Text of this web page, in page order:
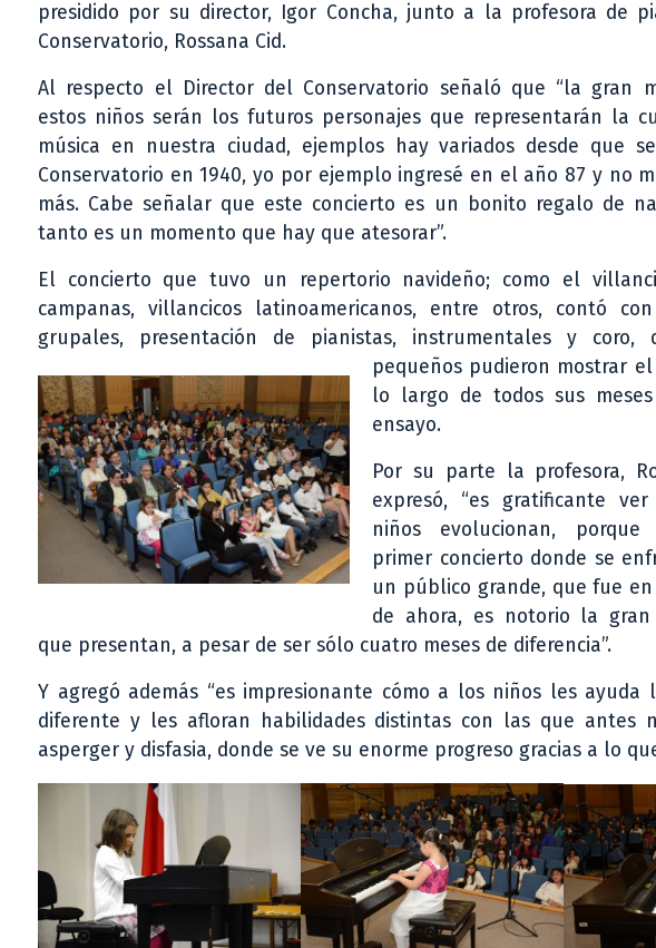
presidido por su director, Igor Concha, junto a la profesora de
Conservatorio, Rossana Cid.
Al respecto el Director del Conservatorio señaló que “la gran
estos niños serán los futuros personajes que representarán la
música en nuestra ciudad, ejemplos hay variados desde que
Conservatorio en 1940, yo por ejemplo ingresé en el año 87 y no
más. Cabe señalar que este concierto es un bonito regalo de
tanto es un momento que hay que atesorar”.
El concierto que tuvo un repertorio navideño; como el
campanas, villancicos latinoamericanos, entre otros, contó
grupales, presentación de pianistas, instrumentales y coro,
pequeños pudieron mostrar
lo largo de todos sus
ensayo.
Por su parte la profesora,
expresó, “es gratificante
niños evolucionan,
primer concierto donde se
un público grande, que fue
de ahora, es notorio la gran
que presentan, a pesar de ser sólo cuatro meses de diferencia”.
Y agregó además “es impresionante cómo a los niños les
diferente y les afloran habilidades distintas con las que antes
asperger y disfasia, donde se ve su enorme progreso gracias a lo